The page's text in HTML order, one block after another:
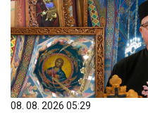
08. 08. 2026 05:29